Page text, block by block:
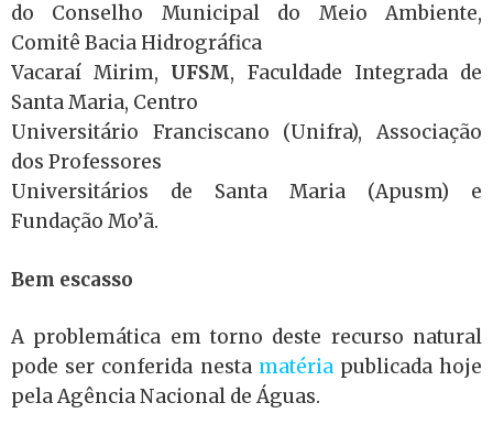
do Conselho Municipal do Meio Ambiente,
Comitê Bacia Hidrográfica
Vacaraí Mirim, UFSM, Faculdade Integrada de
Santa Maria, Centro
Universitário Franciscano (Unifra), Associação
dos Professores
Universitários de Santa Maria (Apusm) e
Fundação Mo’ã.
Bem escasso
A problemática em torno deste recurso natural
pode ser conferida nesta matériapublicada hoje
pela Agência Nacional de Águas.